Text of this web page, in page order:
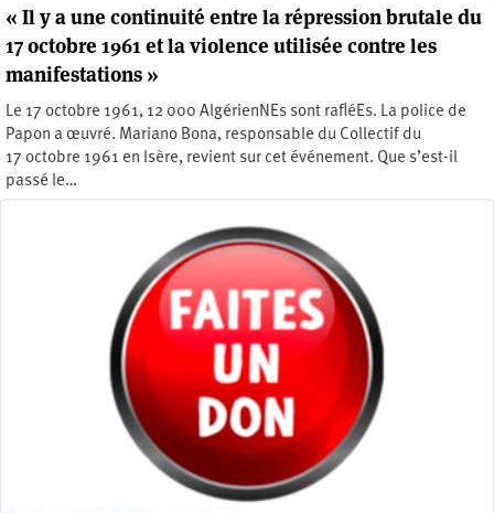
« Il y a une continuité entre la répression brutale du
17 octobre 1961 et la violence utilisée contre les
manifestations »
Le 17 octobre 1961, 12 000 AlgérienNEs sont rafléEs. La police de
Papon a œuvré. Mariano Bona, responsable du Collectif du
17 octobre 1961 en Isère, revient sur cet événement. Que s’est-il
passé le…